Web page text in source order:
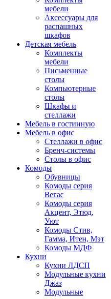
мебели
Аксессуары для
распашных
шкафов
Детская мебель
Комплекты
мебели
Письменные
столы
Компьютерные
столы
Шкафы и
стеллажи
Мебель в гостинную
Мебель в офис
Стеллажи в офис
Бренч-системы
Столы в офис
Комоды
Обувницы
Комоды серия
Вегас
Комоды серия
Акцент, Этюд,
Уют
Комоды Стив,
Гамма, Итен, Мэт
Комоды МДФ
Кухни
Кухни ЛДСП
Модульные кухни
Джаз
Модульные